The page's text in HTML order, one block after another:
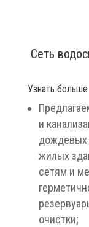
Сеть
Узнать больше
и
дождевых
жилых
сетям и
очистки;